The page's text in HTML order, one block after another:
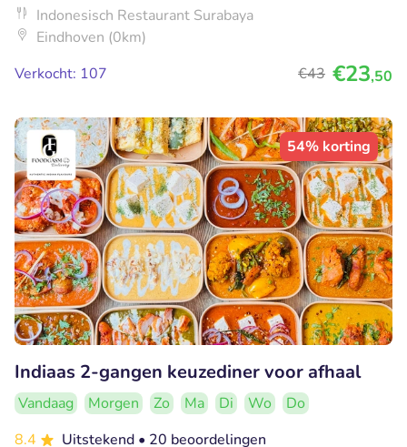
Indonesisch Restaurant Surabaya
Eindhoven (0km)
Verkocht: 107
€43 €23,50
54% korting
Indiaas 2-gangen keuzediner voor afhaal
Vandaag Morgen Zo Ma Di Wo
Do
8.4
Uitstekend • 20 beoordelingen